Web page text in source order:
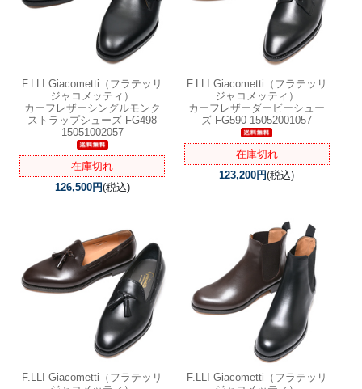
F.LLI Giacometti（フラテッリ
ジャコメッティ）
カーフレザーシングルモンク
ストラップシューズ FG498
15051002057
在庫切れ
126,500円(税込)
F.LLI Giacometti（フラテッリ
ジャコメッティ）
カーフレザーダービーシュー
ズ FG590 15052001057
在庫切れ
123,200円(税込)
F.LLI Giacometti（フラテッリ
F.LLI Giacometti（フラテッリ